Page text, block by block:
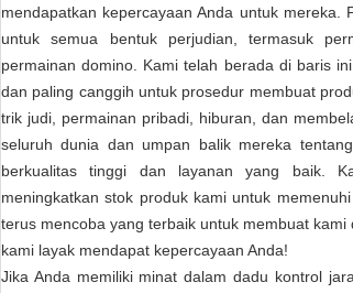
mendapatkan kepercayaan Anda untuk
untuk semua bentuk perjudian, termasuk
permainan domino. Kami telah berada di baris
dan paling canggih untuk prosedur membuat
trik judi, permainan pribadi, hiburan, dan
seluruh dunia dan umpan balik mereka
berkualitas tinggi dan layanan yang baik.
meningkatkan stok produk kami untuk
terus mencoba yang terbaik untuk membuat
kami layak mendapat kepercayaan Anda!
Jika Anda memiliki minat dalam dadu kontrol